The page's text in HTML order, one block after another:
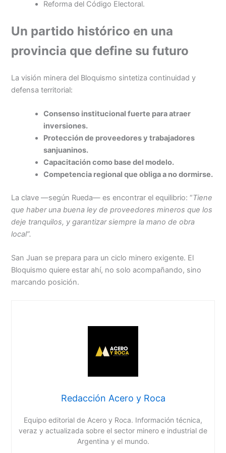
Reforma del Código Electoral.
Un partido histórico en una
provincia que define su futuro
La visión minera del Bloquismo sintetiza continuidad y
defensa territorial:
Consenso institucional fuerte para atraer
inversiones.
Protección de proveedores y trabajadores
sanjuaninos.
Capacitación como base del modelo.
Competencia regional que obliga a no dormirse.
La clave —según Rueda— es encontrar el equilibrio: “Tiene
que haber una buena ley de proveedores mineros que los
deje tranquilos, y garantizar siempre la mano de obra
local”.
San Juan se prepara para un ciclo minero exigente. El
Bloquismo quiere estar ahí, no solo acompañando, sino
marcando posición.
Redacción Acero y Roca
Equipo editorial de Acero y Roca. Información técnica,
veraz y actualizada sobre el sector minero e industrial de
Argentina y el mundo.